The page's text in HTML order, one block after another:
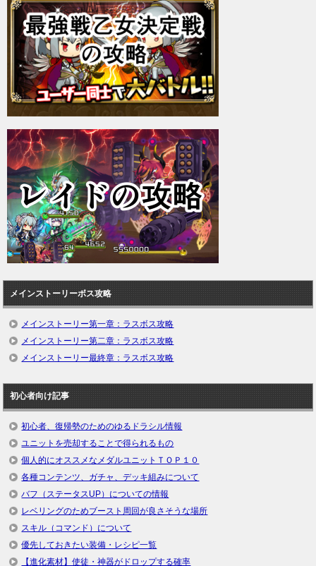
メインストーリーボス攻略
メインストーリー第一章：ラスボス攻略
メインストーリー第二章：ラスボス攻略
メインストーリー最終章：ラスボス攻略
初心者向け記事
初心者、復帰勢のためのゆるドラシル情報
ユニットを売却することで得られるもの
個人的にオススメなメダルユニットＴＯＰ１０
各種コンテンツ、ガチャ、デッキ組みについて
バフ（ステータスUP）についての情報
レベリングのためブースト周回が良さそうな場所
スキル（コマンド）について
優先しておきたい装備・レシピ一覧
【進化素材】使徒・神器がドロップする確率